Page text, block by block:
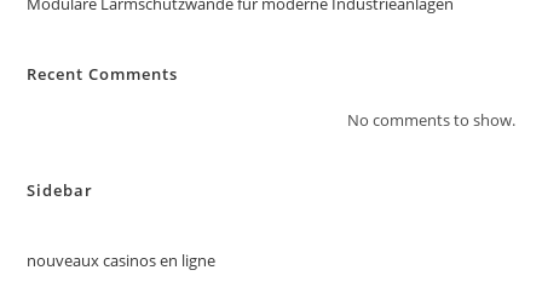
Recent Comments
No comments to show.
Sidebar
nouveaux casinos en ligne